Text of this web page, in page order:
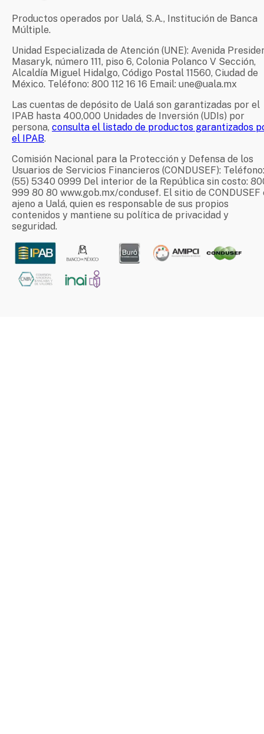
Productos operados por Ualá, S.A., Institución de Banca
Múltiple.
Unidad Especializada de Atención (UNE): Avenida
Masaryk, número 111, piso 6, Colonia Polanco V Sección,
Alcaldía Miguel Hidalgo, Código Postal 11560, Ciudad de
México. Teléfono: 800 112 16 16 Email: une@uala.mx
Las cuentas de depósito de Ualá son garantizadas por el
IPAB hasta 400,000 Unidades de Inversión (UDIs) por
persona, consulta el listado de productos garantizados
el IPAB.
Comisión Nacional para la Protección y Defensa de los
Usuarios de Servicios Financieros (CONDUSEF): Teléfono:
(55) 5340 0999 Del interior de la República sin costo:
999 80 80 www.gob.mx/condusef. El sitio de CONDUSEF
ajeno a Ualá, quien es responsable de sus propios
contenidos y mantiene su política de privacidad y
seguridad.